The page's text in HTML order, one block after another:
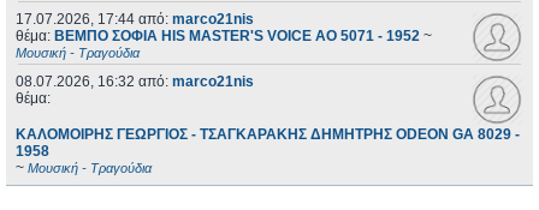
17.07.2026, 17:44 από: marco21nis
θέμα: ΒΕΜΠΟ ΣΟΦΙΑ HIS MASTER'S VOICE AO 5071 - 1952 ~
Μουσική - Τραγούδια
08.07.2026, 16:32 από: marco21nis
θέμα:
ΚΑΛΟΜΟΙΡΗΣ ΓΕΩΡΓΙΟΣ - ΤΣΑΓΚΑΡΑΚΗΣ ΔΗΜΗΤΡΗΣ ODEON GA 8029 -
1958
~ Μουσική - Τραγούδια